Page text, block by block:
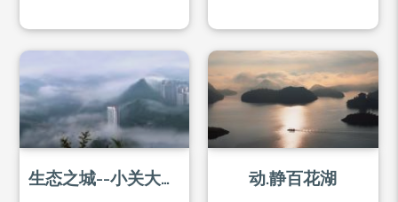
生态之城--小关大桥与保利云山国际 动.静百花湖